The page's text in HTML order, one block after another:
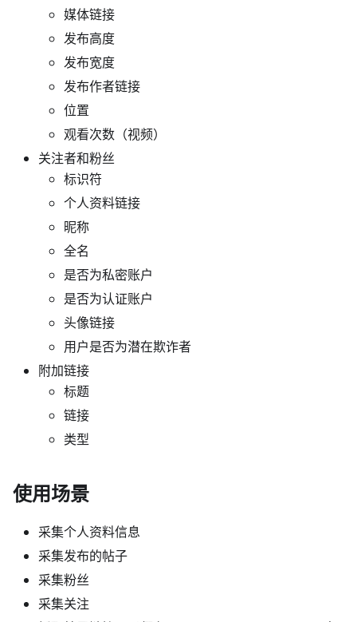
媒体链接
发布高度
发布宽度
发布作者链接
位置
观看次数（视频）
关注者和粉丝
标识符
个人资料链接
昵称
全名
是否为私密账户
是否为认证账户
头像链接
用户是否为潜在欺诈者
附加链接
标题
链接
类型
使用场景
采集个人资料信息
采集发布的帖子
采集粉丝
采集关注